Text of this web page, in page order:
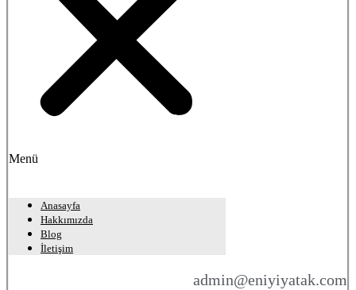
Menü
Anasayfa
Hakkımızda
Blog
İletişim
admin@eniyiyatak.com